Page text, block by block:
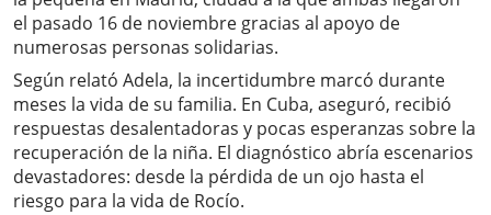
el pasado 16 de noviembre gracias al apoyo de
numerosas personas solidarias.
Según relató Adela, la incertidumbre marcó durante
meses la vida de su familia. En Cuba, aseguró, recibió
respuestas desalentadoras y pocas esperanzas sobre la
recuperación de la niña. El diagnóstico abría escenarios
devastadores: desde la pérdida de un ojo hasta el
riesgo para la vida de Rocío.